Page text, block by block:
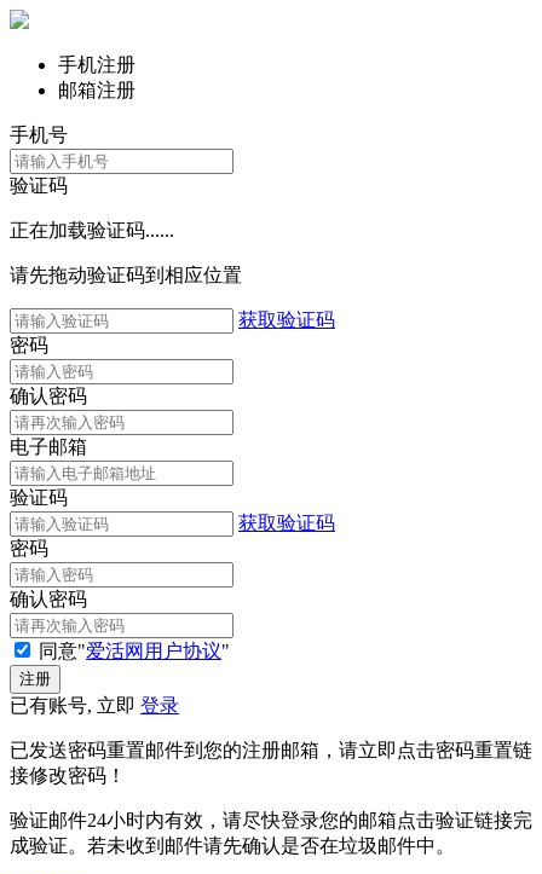
手机注册
邮箱注册
手机号
验证码
正在加载验证码......
请先拖动验证码到相应位置
获取验证码
密码
确认密码
电子邮箱
验证码
获取验证码
密码
确认密码
同意"爱活网用户协议"
已有账号, 立即 登录
已发送密码重置邮件到您的注册邮箱，请立即点击密码重置链
接修改密码！
验证邮件24小时内有效，请尽快登录您的邮箱点击验证链接完
成验证。若未收到邮件请先确认是否在垃圾邮件中。